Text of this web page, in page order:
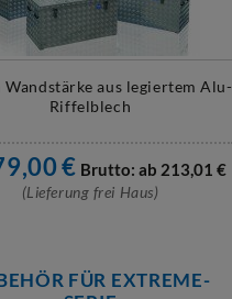
Wandstärke aus legiertem Alu-
Riffelblech
€ Brutto: ab 213,01 €
(Lieferung frei Haus)
FÜR EXTREME-